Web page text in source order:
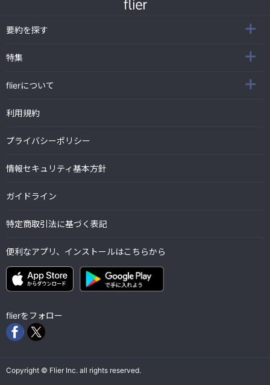
要約を探す
特集
flierについて
利用規約
プライバシーポリシー
情報セキュリティ基本方針
ガイドライン
特定商取引法に基づく表記
便利なアプリ、インストールはこちらから
flierをフォロー
Copyright © Flier Inc. all rights reserved.